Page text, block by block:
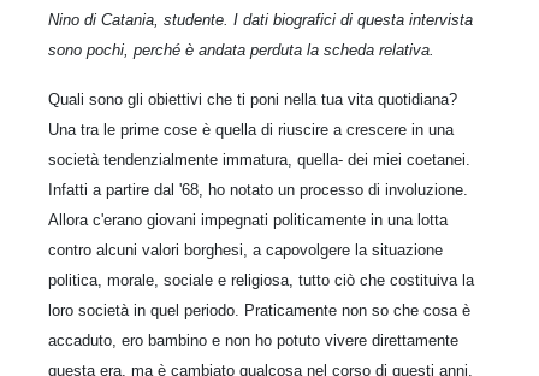
Nino di Catania, studente. I dati biografici di questa intervista
sono pochi, perché è andata perduta la scheda relativa.
Quali sono gli obiettivi che ti poni nella tua vita quotidiana?
Una tra le prime cose è quella di riuscire a crescere in una
società tendenzialmente immatura, quella- dei miei coetanei.
Infatti a partire dal '68, ho notato un processo di involuzione.
Allora c'erano giovani impegnati politicamente in una lotta
contro alcuni valori borghesi, a capovolgere la situazione
politica, morale, sociale e religiosa, tutto ciò che costituiva la
loro società in quel periodo. Praticamente non so che cosa è
accaduto, ero bambino e non ho potuto vivere direttamente
questa era, ma è cambiato qualcosa nel corso di questi anni.